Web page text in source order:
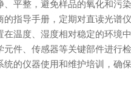
整，避免样品的氧化和污染
导手册，定期对直读光谱
度、湿度相对稳定的环境中
、传感器等关键部件进行检
仪器使用和维护培训，确保